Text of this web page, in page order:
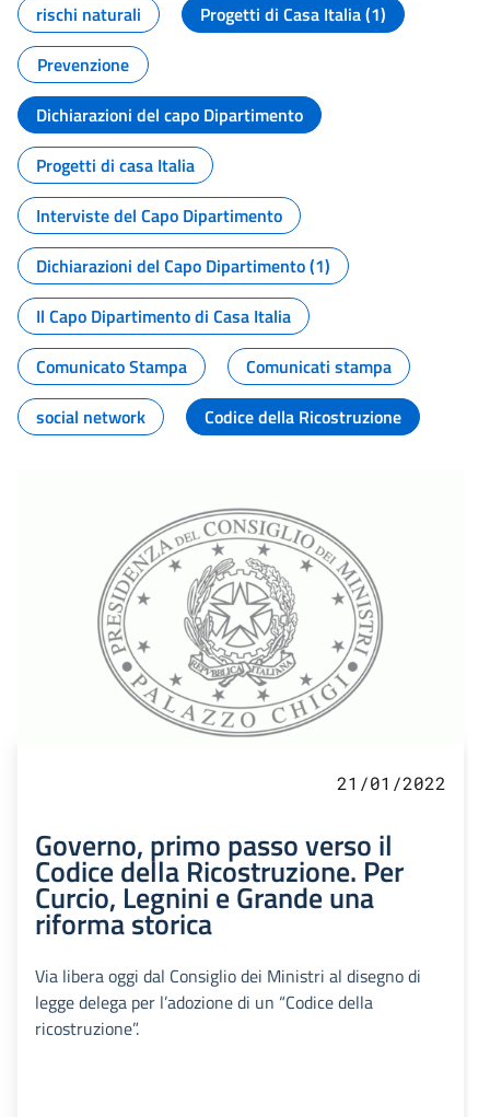
rischi naturali
Progetti di Casa Italia (1)
Prevenzione
Dichiarazioni del capo Dipartimento
Progetti di casa Italia
Interviste del Capo Dipartimento
Dichiarazioni del Capo Dipartimento (1)
Il Capo Dipartimento di Casa Italia
Comunicato Stampa
Comunicati stampa
social network
Codice della Ricostruzione
21/01/2022
Governo, primo passo verso il
Codice della Ricostruzione. Per
Curcio, Legnini e Grande una
riforma storica
Via libera oggi dal Consiglio dei Ministri al disegno di
legge delega per l’adozione di un “Codice della
ricostruzione”.